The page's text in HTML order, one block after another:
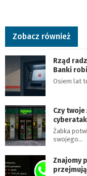
Zobacz również
Rząd
Banki
Osiem lat
Czy
Żabka
swojego…
Znajomy